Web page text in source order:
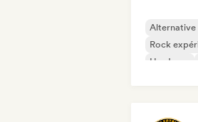
Alternative
Rock
Hardcore